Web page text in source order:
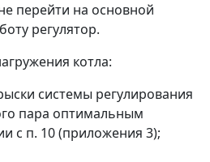
перейти на основной
регулятор.
котла:
системы регулирования
пара оптимальным
с п. 10 (приложения 3);